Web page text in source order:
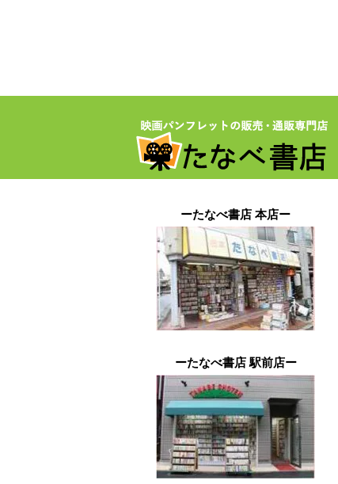
ーたなべ書店 本店ー
ーたなべ書店 駅前店ー